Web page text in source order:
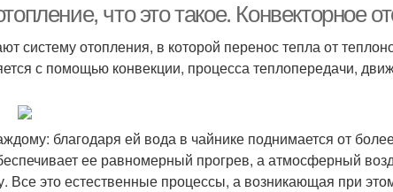
что это такое. Конвекторное
систему отопления, в которой перенос тепла от
с помощью конвекции, процесса теплопередачи,
благодаря ей вода в чайнике поднимается от
ее равномерный прогрев, а атмосферный
это естественные процессы, а возникающая при